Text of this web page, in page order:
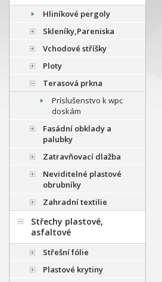
Hliníkové pergoly
Skleníky,Pareniska
Vchodové stříšky
Ploty
Terasová prkna
Príslušenstvo k wpc
doskám
Fasádní obklady a
palubky
Zatravňovací dlažba
Neviditelné plastové
obrubníky
Zahradní textilie
Střechy plastové,
asfaltové
Střešní fólie
Plastové krytiny